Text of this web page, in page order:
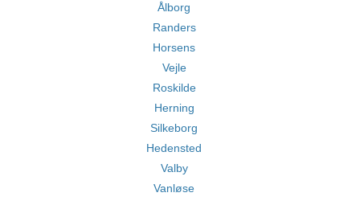
Ålborg
Randers
Horsens
Vejle
Roskilde
Herning
Silkeborg
Hedensted
Valby
Vanløse